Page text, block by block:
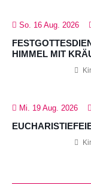
So. 16 Aug. 2026
HIMMEL MIT
Mi. 19 Aug. 2026